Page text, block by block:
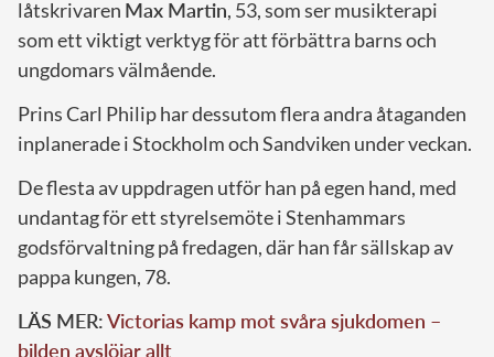
låtskrivaren Max Martin, 53, som ser musikterapi
som ett viktigt verktyg för att förbättra barns och
ungdomars välmående.
Prins Carl Philip har dessutom flera andra åtaganden
inplanerade i Stockholm och Sandviken under veckan.
De flesta av uppdragen utför han på egen hand, med
undantag för ett styrelsemöte i Stenhammars
godsförvaltning på fredagen, där han får sällskap av
pappa kungen, 78.
LÄS MER:Victorias kamp mot svåra sjukdomen –
bilden avslöjar allt